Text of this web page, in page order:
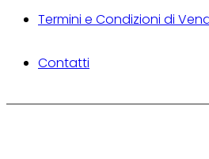
Termini e Condizioni di
Contatti